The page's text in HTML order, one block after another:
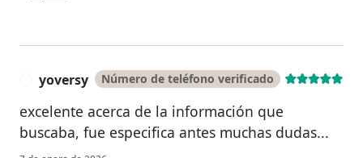
yoversy Número de teléfono verificado
excelente acerca de la información que
buscaba, fue especifica antes muchas dudas...